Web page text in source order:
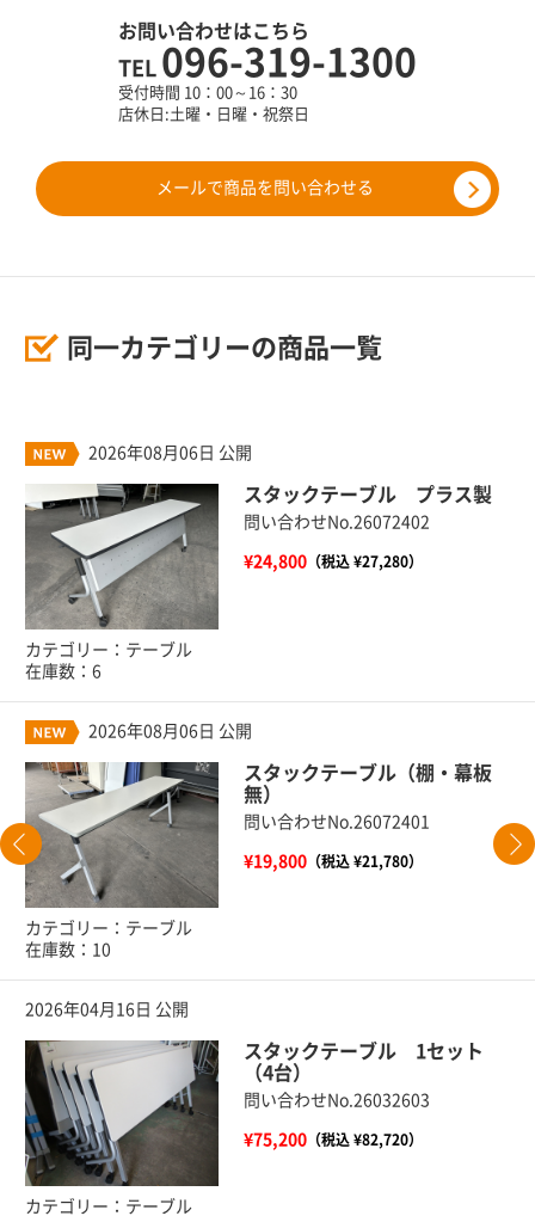
お問い合わせはこちら
TEL 096-319-1300
受付時間 10：00～16：30
店休日:土曜・日曜・祝祭日
メールで商品を問い合わせる
同一カテゴリーの商品一覧
2026年08月06日 公開
スタックテーブル プラス製
問い合わせNo.26072402
¥24,800（税込 ¥27,280）
カテゴリー：テーブル
在庫数：6
2026年08月06日 公開
スタックテーブル（棚・幕板
無）
問い合わせNo.26072401
¥19,800（税込 ¥21,780）
カテゴリー：テーブル
在庫数：10
2026年04月16日 公開
スタックテーブル 1セット
（4台）
問い合わせNo.26032603
¥75,200（税込 ¥82,720）
カテゴリー：テーブル